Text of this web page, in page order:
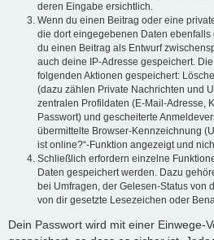
deren Eingabe ersichtlich.
Wenn du einen Beitrag oder eine
die dort eingegebenen Daten
du einen Beitrag als Entwurf
auch deine IP-Adresse gespeichert.
folgenden Aktionen gespeichert:
(dazu zählen Private Nachrichten und
zentralen Profildaten (E-Mail-Adresse,
Passwort) und gescheiterte
übermittelte Browser-Kennzeichnung
ist online?“-Funktion angezeigt und
Schließlich erfordern einzelne
Daten gespeichert werden. Dazu
bei Umfragen, der Gelesen-Status von
von dir gesetzte Lesezeichen oder
Dein Passwort wird mit einer Einwege-